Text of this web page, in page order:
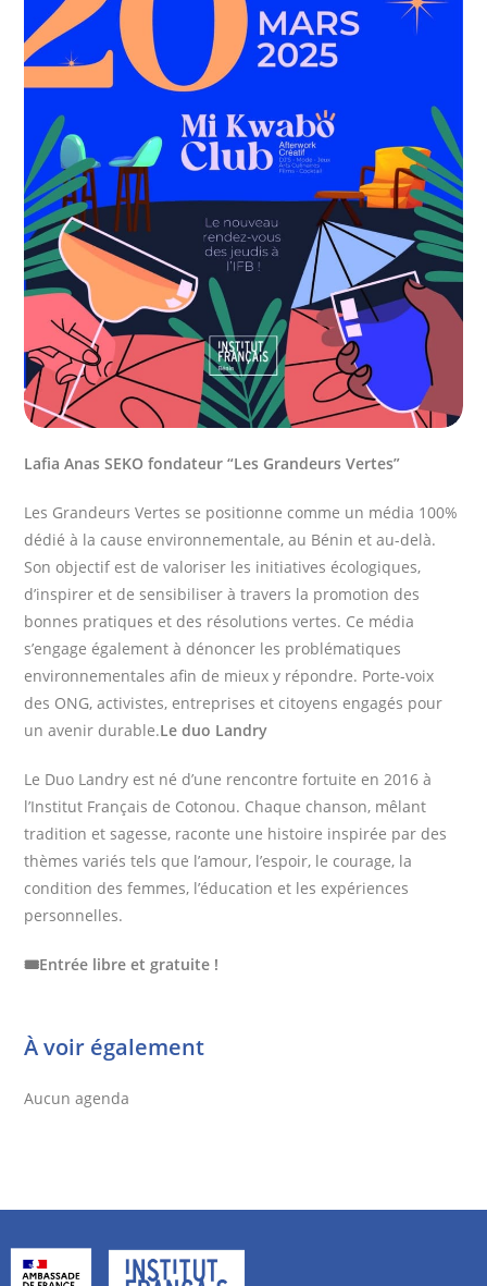
Lafia Anas SEKO fondateur “Les Grandeurs Vertes”
Les Grandeurs Vertes se positionne comme un média 100%
dédié à la cause environnementale, au Bénin et au-delà.
Son objectif est de valoriser les initiatives écologiques,
d’inspirer et de sensibiliser à travers la promotion des
bonnes pratiques et des résolutions vertes. Ce média
s’engage également à dénoncer les problématiques
environnementales afin de mieux y répondre. Porte-voix
des ONG, activistes, entreprises et citoyens engagés pour
un avenir durable.Le duo Landry
Le Duo Landry est né d’une rencontre fortuite en 2016 à
l’Institut Français de Cotonou. Chaque chanson, mêlant
tradition et sagesse, raconte une histoire inspirée par des
thèmes variés tels que l’amour, l’espoir, le courage, la
condition des femmes, l’éducation et les expériences
personnelles.
🎟️Entrée libre et gratuite !
À voir également
Aucun agenda